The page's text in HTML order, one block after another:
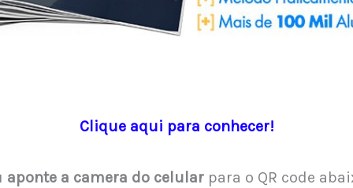
Clique aqui para conhecer!
aponte a camera do celular para o QR code